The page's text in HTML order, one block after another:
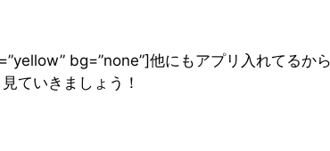
bg=”none”]他にもアプリ入れてるか
ていきましょう！